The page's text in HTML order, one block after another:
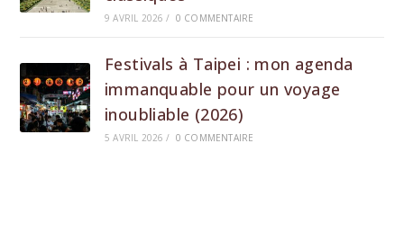
9 AVRIL 2026 / 0 COMMENTAIRE
Festivals à Taipei : mon agenda
immanquable pour un voyage
inoubliable (2026)
5 AVRIL 2026 / 0 COMMENTAIRE